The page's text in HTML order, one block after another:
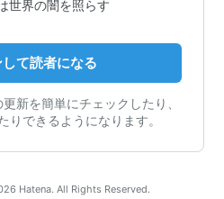
世界の闇を照らす
て読者になる
新を簡単にチェックしたり、
りできるようになります。
Hatena. All Rights Reserved.